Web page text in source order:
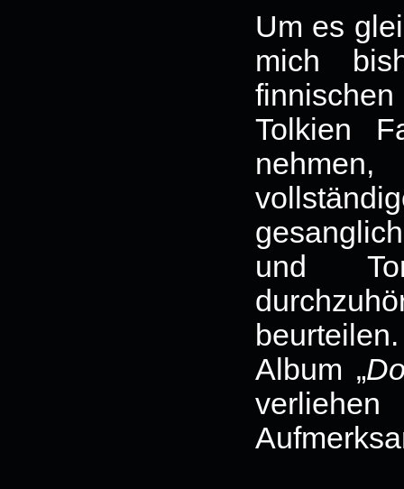
Um es
mich
Tolkien
und
Album „